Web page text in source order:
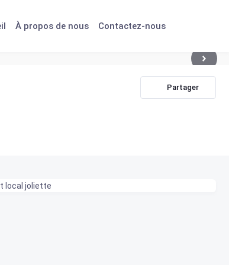
À propos de nous Contactez-nous
Partager